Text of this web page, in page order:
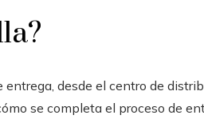
desde el centro de
se completa el proceso de